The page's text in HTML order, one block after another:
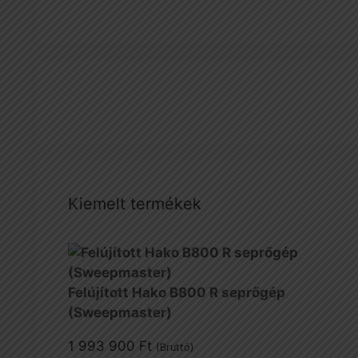
Kiemelt termékek
Felújított Hako B800 R seprőgép
(Sweepmaster)
1 993 900 Ft (Bruttó)